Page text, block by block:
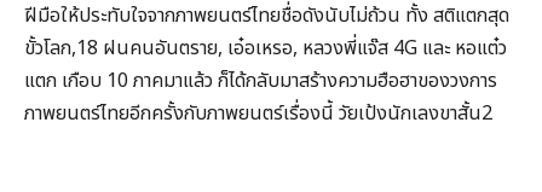
ฝีมือให้ประทับใจจากภาพยนตร์ไทยชื่อดังนับไม่ถ้วน ทั้ง สติแตกสุด
ขั้วโลก,18 ฝนคนอันตราย, เอ๋อเหรอ, หลวงพี่แจ๊ส 4G และ หอแต๋ว
แตก เกือบ 10 ภาคมาแล้ว ก็ได้กลับมาสร้างความฮือฮาของวงการ
ภาพยนตร์ไทยอีกครั้งกับภาพยนตร์เรื่องนี้ วัยเป้งนักเลงขาสั้น2